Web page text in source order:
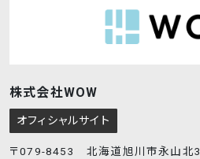
株式会社WOW
オフィシャルサイト
〒079-8453 北海道旭川市永山北